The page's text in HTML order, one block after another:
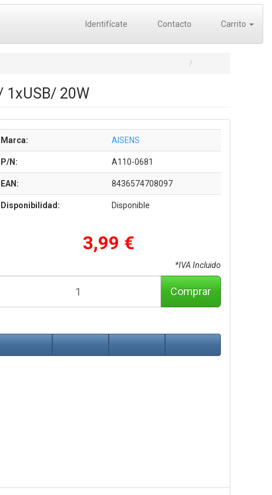
Identifícate Contacto Carrito
1xUSB/ 20W
Marca: AISENS
P/N: A110-0681
EAN: 8436574708097
Disponibilidad: Disponible
3,99 €
*IVA Incluido
Comprar